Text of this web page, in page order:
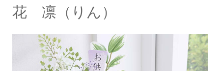
花 凛（りん）